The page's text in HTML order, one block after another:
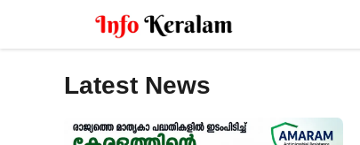
Latest News